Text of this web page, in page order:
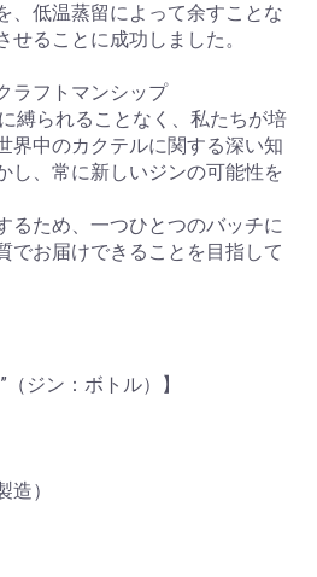
る カートへ進む
、低温蒸留によって余すことな
せることに成功しました。
ラフトマンシップ
縛られることなく、私たちが培
界中のカクテルに関する深い知
し、常に新しいジンの可能性を
るため、一つひとつのバッチに
でお届けできることを目指して
（ジン：ボトル）】
造）